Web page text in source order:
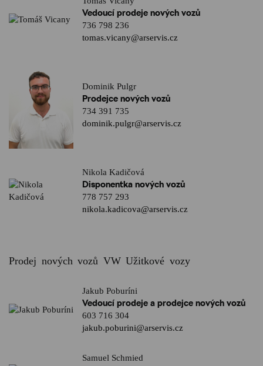
Vedoucí prodeje nových vozů
736 798 236
tomas.vicany@arservis.cz
Dominik Pulgr
Prodejce nových vozů
734 391 735
dominik.pulgr@arservis.cz
Nikola Kadičová
Disponentka nových vozů
778 757 293
nikola.kadicova@arservis.cz
Prodej nových vozů VW Užitkové vozy
Jakub Poburíni
Vedoucí prodeje a prodejce nových vozů
603 716 304
jakub.poburini@arservis.cz
Samuel Schmied